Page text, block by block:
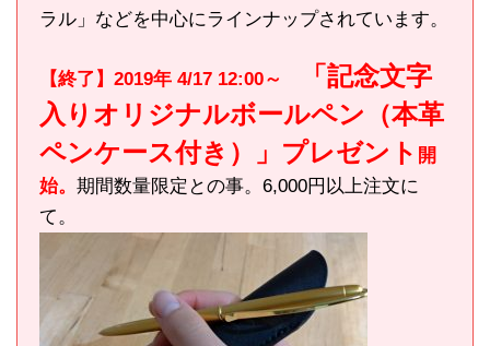
ラル」などを中心にラインナップされています。
【終了】2019年 4/17 12:00～
「記念文字
入りオリジナルボールペン（本革
ペンケース付き）」プレゼント 開
始。 期間数量限定との事。6,000円以上注文に
て。